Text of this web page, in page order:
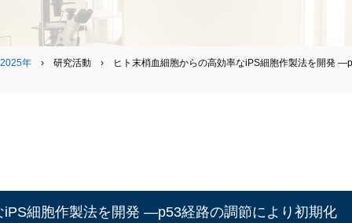
2025年› 研究活動 › ヒト末梢血細胞からの高効率なiPS細胞作製法を開発
細胞作製法を開発 ―p53経路の調節により初期化